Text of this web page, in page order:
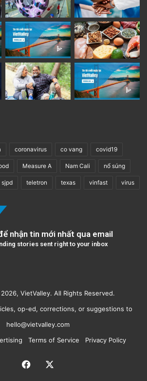
coronavirus co vang covid19
Measure A Nam Cali nổ súng
sjpd teletron texas vinfast virus
nhận tin mới nhất qua email
stories sent right to your inbox
VietValley. All Rights Reserved.
op-ed, corrections, or suggestions to
hello@vietvalley.com
Terms of Service Privacy Policy
Facebook